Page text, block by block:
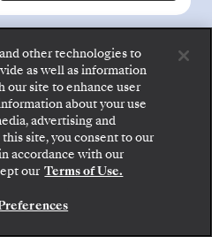
an
rund um die Uhr,
Sie Ihre Suite und
Inklusivleistungen, bevor
sicher bestätigen.
IHRE SUITE
other technologies to
as well as information
our site to enhance user
about your use
advertising and
site, you consent to our
accordance with our
our Terms of Use.